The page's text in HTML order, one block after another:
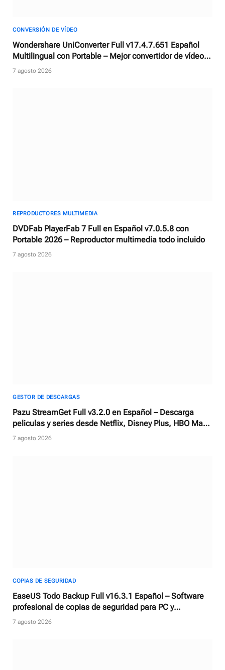
CONVERSIÓN DE VÍDEO
Wondershare UniConverter Full v17.4.7.651 Español
Multilingual con Portable – Mejor convertidor de vídeos
con AI
7 agosto 2026
REPRODUCTORES MULTIMEDIA
DVDFab PlayerFab 7 Full en Español v7.0.5.8 con
Portable 2026 – Reproductor multimedia todo incluido
7 agosto 2026
GESTOR DE DESCARGAS
Pazu StreamGet Full v3.2.0 en Español – Descarga
peliculas y series desde Netflix, Disney Plus, HBO Max,
Apple TV + y más
7 agosto 2026
COPIAS DE SEGURIDAD
EaseUS Todo Backup Full v16.3.1 Español – Software
profesional de copias de seguridad para PC y
Servidores
7 agosto 2026